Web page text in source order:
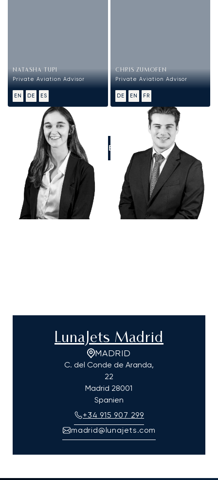
NATASHA TUPI
Private Aviation Advisor
EN DE ES
CHRIS ZUMOFEN
Private Aviation Advisor
DE EN FR
RUFEN SIE UNS AN
LunaJets Madrid
MADRID
C. del Conde de Aranda,
22
Madrid 28001
Spanien
+34 915 907 299
madrid@lunajets.com